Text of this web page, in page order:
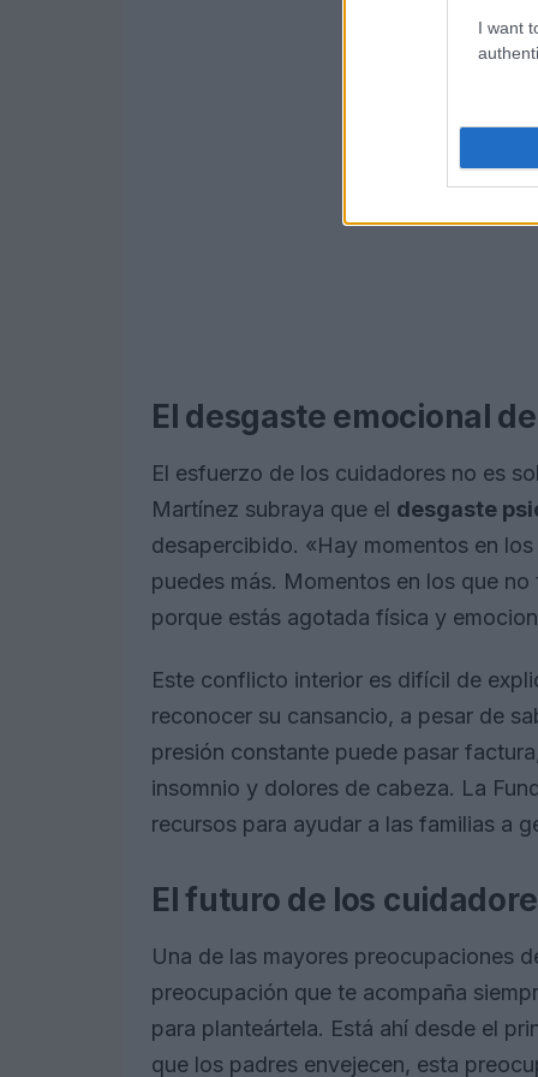
I want
El desgaste emocional
El esfuerzo de los cuidadores no es
Martínez subraya que el desgaste
desapercibido. «Hay momentos en
puedes más. Momentos en los que
porque estás agotada física y
Este conflicto interior es difícil de
reconocer su cansancio, a pesar de
presión constante puede pasar
insomnio y dolores de cabeza. La
recursos para ayudar a las familias a
El futuro de los
Una de las mayores preocupaciones
preocupación que te acompaña
para planteártela. Está ahí desde el
que los padres envejecen, esta